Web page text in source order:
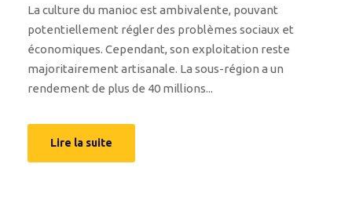
La culture du manioc est ambivalente, pouvant
potentiellement régler des problèmes sociaux et
économiques. Cependant, son exploitation reste
majoritairement artisanale. La sous-région a un
rendement de plus de 40 millions...
Lire la suite